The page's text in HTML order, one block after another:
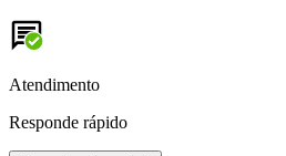
Atendimento
Responde rápido